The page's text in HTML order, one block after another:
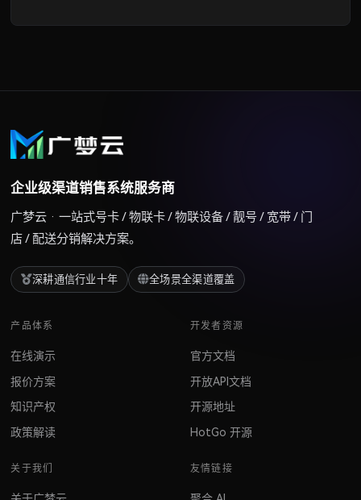
企业级渠道销售系统服务商
广梦云 · 一站式号卡 / 物联卡 / 物联设备 / 靓号 / 宽带 / 门
店 / 配送分销解决方案。
深耕通信行业十年 全场景全渠道覆盖
产品体系
在线演示
报价方案
知识产权
政策解读
开发者资源
官方文档
开放API文档
开源地址
HotGo 开源
关于我们 友情链接